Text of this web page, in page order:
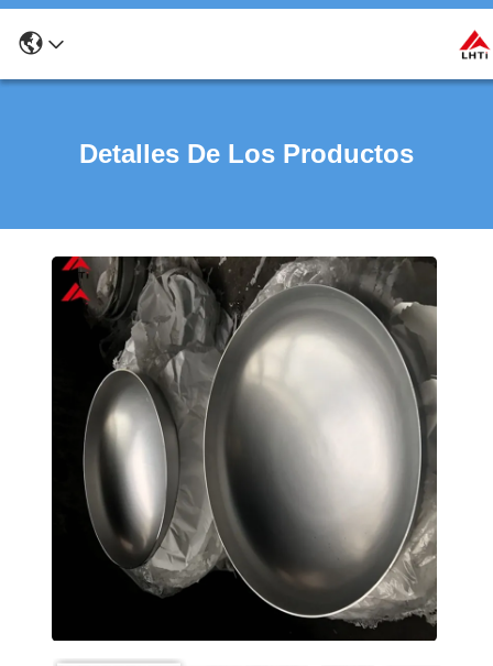
Detalles De Los Productos